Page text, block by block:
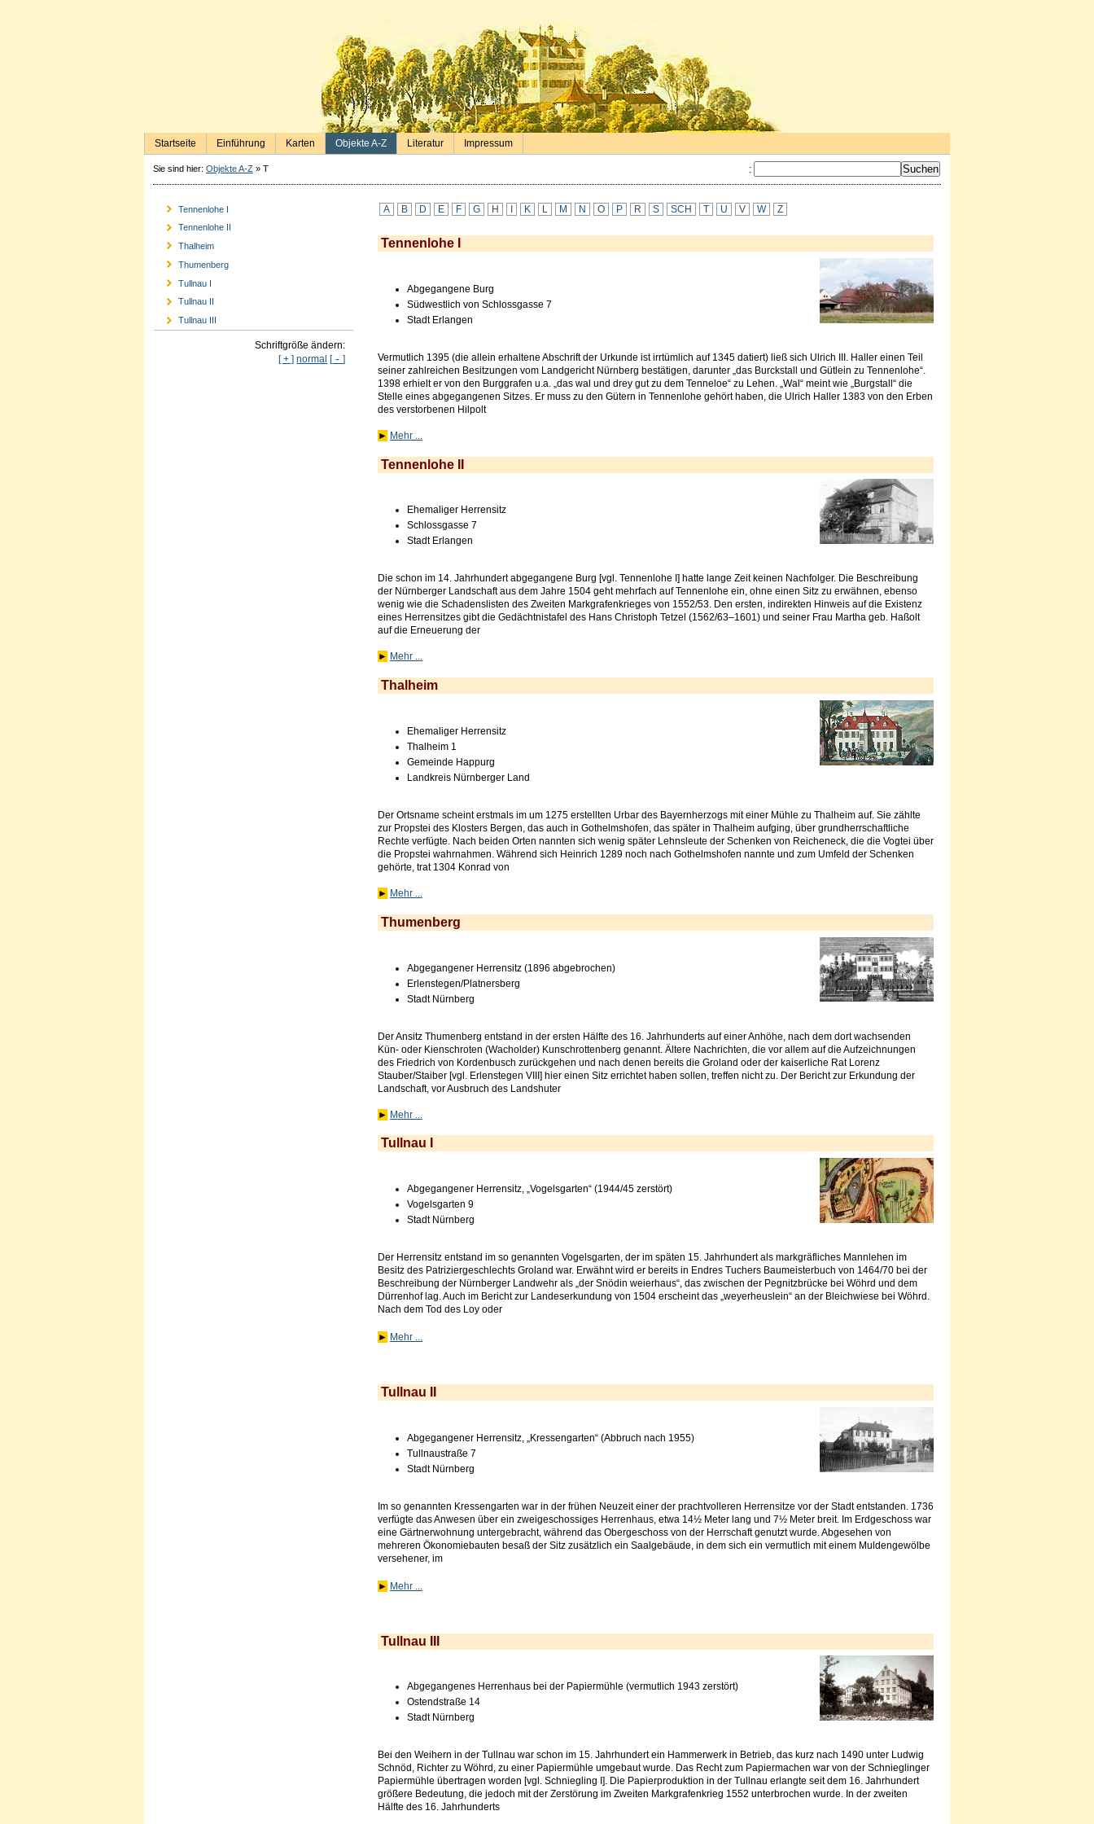
Startseite Einführung Karten Objekte A-Z Literatur Impressum
:
Sie sind hier: Objekte A-Z» T
Tennenlohe I
Tennenlohe II
Thalheim
Thumenberg
Tullnau I
Tullnau II
Tullnau III
Schriftgröße ändern:
[ + ] normal [-]
A B D E F G H K L M N O P R S SCH T U V W Z
Tennenlohe I
Abgegangene Burg
Südwestlich von Schlossgasse 7
Stadt Erlangen
Vermutlich 1395 (die allein erhaltene Abschrift der Urkunde ist irrtümlich auf 1345 datiert) ließ sich Ulrich III. Haller einen Teil
seiner zahlreichen Besitzungen vom Landgericht Nürnberg bestätigen, darunter „das Burckstall und Gütlein zu Tennenlohe“.
1398 erhielt er von den Burggrafen u.a. „das wal und drey gut zu dem Tenneloe“ zu Lehen. „Wal“ meint wie „Burgstall“ die
Stelle eines abgegangenen Sitzes. Er muss zu den Gütern in Tennenlohe gehört haben, die Ulrich Haller 1383 von den Erben
des verstorbenen Hilpolt
► Mehr ...
Tennenlohe II
Ehemaliger Herrensitz
Schlossgasse 7
Stadt Erlangen
Die schon im 14. Jahrhundert abgegangene Burg [vgl. Tennenlohe I] hatte lange Zeit keinen Nachfolger. Die Beschreibung
der Nürnberger Landschaft aus dem Jahre 1504 geht mehrfach auf Tennenlohe ein, ohne einen Sitz zu erwähnen, ebenso
wenig wie die Schadenslisten des Zweiten Markgrafenkrieges von 1552/53. Den ersten, indirekten Hinweis auf die Existenz
eines Herrensitzes gibt die Gedächtnistafel des Hans Christoph Tetzel (1562/63–1601) und seiner Frau Martha geb. Haßolt
auf die Erneuerung der
► Mehr ...
Thalheim
Ehemaliger Herrensitz
Thalheim 1
Gemeinde Happurg
Landkreis Nürnberger Land
Der Ortsname scheint erstmals im um 1275 erstellten Urbar des Bayernherzogs mit einer Mühle zu Thalheim auf. Sie zählte
zur Propstei des Klosters Bergen, das auch in Gothelmshofen, das später in Thalheim aufging, über grundherrschaftliche
Rechte verfügte. Nach beiden Orten nannten sich wenig später Lehnsleute der Schenken von Reicheneck, die die Vogtei über
die Propstei wahrnahmen. Während sich Heinrich 1289 noch nach Gothelmshofen nannte und zum Umfeld der Schenken
gehörte, trat 1304 Konrad von
► Mehr ...
Thumenberg
Abgegangener Herrensitz (1896 abgebrochen)
Erlenstegen/Platnersberg
Stadt Nürnberg
Der Ansitz Thumenberg entstand in der ersten Hälfte des 16. Jahrhunderts auf einer Anhöhe, nach dem dort wachsenden
Kün- oder Kienschroten (Wacholder) Kunschrottenberg genannt. Ältere Nachrichten, die vor allem auf die Aufzeichnungen
des Friedrich von Kordenbusch zurückgehen und nach denen bereits die Groland oder der kaiserliche Rat Lorenz
Stauber/Staiber [vgl. Erlenstegen VIII] hier einen Sitz errichtet haben sollen, treffen nicht zu. Der Bericht zur Erkundung der
Landschaft, vor Ausbruch des Landshuter
► Mehr ...
Tullnau I
Abgegangener Herrensitz, „Vogelsgarten“ (1944/45 zerstört)
Vogelsgarten 9
Stadt Nürnberg
Der Herrensitz entstand im so genannten Vogelsgarten, der im späten 15. Jahrhundert als markgräfliches Mannlehen im
Besitz des Patriziergeschlechts Groland war. Erwähnt wird er bereits in Endres Tuchers Baumeisterbuch von 1464/70 bei der
Beschreibung der Nürnberger Landwehr als „der Snödin weierhaus“, das zwischen der Pegnitzbrücke bei Wöhrd und dem
Dürrenhof lag. Auch im Bericht zur Landeserkundung von 1504 erscheint das „weyerheuslein“ an der Bleichwiese bei Wöhrd.
Nach dem Tod des Loy oder
► Mehr ...
Tullnau II
Abgegangener Herrensitz, „Kressengarten“ (Abbruch nach 1955)
Tullnaustraße 7
Stadt Nürnberg
Im so genannten Kressengarten war in der frühen Neuzeit einer der prachtvolleren Herrensitze vor der Stadt entstanden. 1736
verfügte das Anwesen über ein zweigeschossiges Herrenhaus, etwa 14½ Meter lang und 7½ Meter breit. Im Erdgeschoss war
eine Gärtnerwohnung untergebracht, während das Obergeschoss von der Herrschaft genutzt wurde. Abgesehen von
mehreren Ökonomiebauten besaß der Sitz zusätzlich ein Saalgebäude, in dem sich ein vermutlich mit einem Muldengewölbe
versehener, im
► Mehr ...
Tullnau III
Abgegangenes Herrenhaus bei der Papiermühle (vermutlich 1943 zerstört)
Ostendstraße 14
Stadt Nürnberg
Bei den Weihern in der Tullnau war schon im 15. Jahrhundert ein Hammerwerk in Betrieb, das kurz nach 1490 unter Ludwig
Schnöd, Richter zu Wöhrd, zu einer Papiermühle umgebaut wurde. Das Recht zum Papiermachen war von der Schnieglinger
Papiermühle übertragen worden [vgl. Schniegling I]. Die Papierproduktion in der Tullnau erlangte seit dem 16. Jahrhundert
größere Bedeutung, die jedoch mit der Zerstörung im Zweiten Markgrafenkrieg 1552 unterbrochen wurde. In der zweiten
Hälfte des 16. Jahrhunderts